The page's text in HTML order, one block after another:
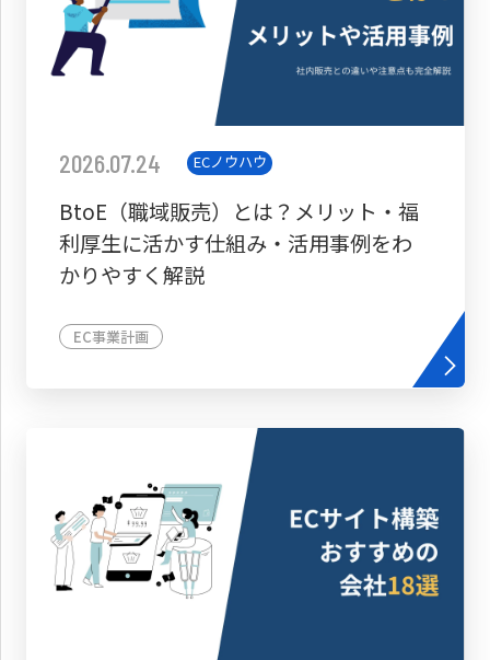
2026.07.24 ECノウハウ
BtoE（職域販売）とは？メリット・福
利厚生に活かす仕組み・活用事例をわ
かりやすく解説
EC事業計画